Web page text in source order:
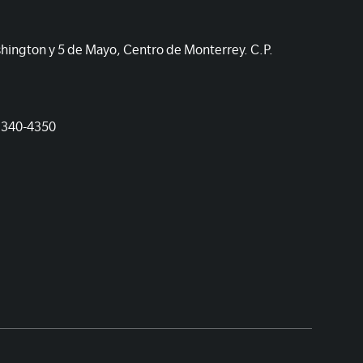
y 5 de Mayo, Centro de Monterrey. C.P.
4350